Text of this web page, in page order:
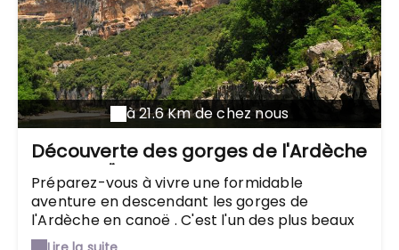
à 21.6 Km de chez nous
Découverte des gorges de l'Ardèche
en canoë
Préparez-vous à vivre une formidable
aventure en descendant les gorges de
l'Ardèche en canoë . C'est l'un des plus beaux
spots où pratiquer cette activité, que ce soit